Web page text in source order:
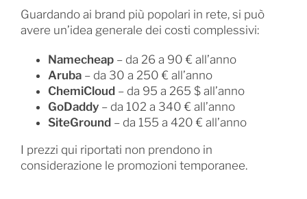
Guardando ai brand più popolari in rete, si può
avere un’idea generale dei costi complessivi:
Namecheap– da 26 a 90 € all’anno
Aruba– da 30 a 250 € all’anno
ChemiCloud– da 95 a 265 $ all’anno
GoDaddy– da 102 a 340 € all’anno
SiteGround– da 155 a 420 € all’anno
I prezzi qui riportati non prendono in
considerazione le promozioni temporanee.